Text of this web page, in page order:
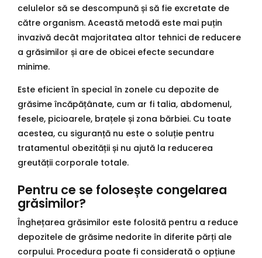
celulelor să se descompună și să fie excretate de
către organism. Această metodă este mai puțin
invazivă decât majoritatea altor tehnici de reducere
a grăsimilor și are de obicei efecte secundare
minime.
Este eficient în special în zonele cu depozite de
grăsime încăpățânate, cum ar fi talia, abdomenul,
fesele, picioarele, brațele și zona bărbiei. Cu toate
acestea, cu siguranță nu este o soluție pentru
tratamentul obezității și nu ajută la reducerea
greutății corporale totale.
Pentru ce se folosește congelarea
grăsimilor?
Înghețarea grăsimilor este folosită pentru a reduce
depozitele de grăsime nedorite în diferite părți ale
corpului. Procedura poate fi considerată o opțiune